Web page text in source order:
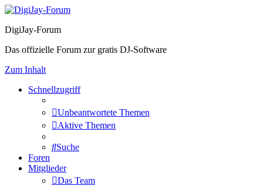
DigiJay-Forum
Das offizielle Forum zur gratis DJ-Software
Zum Inhalt
Schnellzugriff
Unbeantwortete Themen
Aktive Themen
Suche
Foren
Mitglieder
Das Team